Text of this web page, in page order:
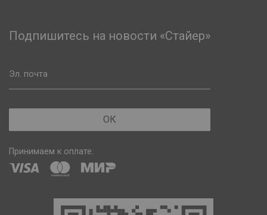
Подпишитесь на новости «Стайер»
Эл. почта
ОК
Принимаем к оплате: